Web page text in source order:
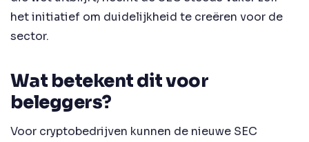
het initiatief om duidelijkheid te creëren voor de
sector.
Wat betekent dit voor
beleggers?
Voor cryptobedrijven kunnen de nieuwe SEC